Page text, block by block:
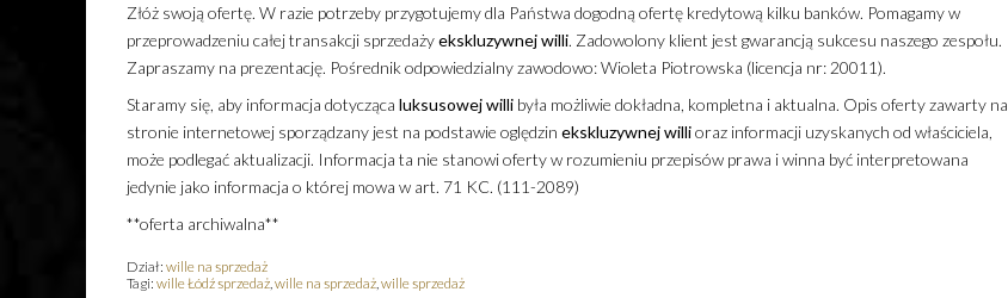
Złóż swoją ofertę. W razie potrzeby przygotujemy dla Państwa dogodną ofertę kredytową kilku banków. Pomagamy w
przeprowadzeniu całej transakcji sprzedażyekskluzywnej willi. Zadowolony klient jest gwarancją sukcesu naszego zespołu.
Zapraszamy na prezentację. Pośrednik odpowiedzialny zawodowo: Wioleta Piotrowska (licencja nr: 20011).
Staramy się, aby informacja dotycząca luksusowej willibyła możliwie dokładna, kompletna i aktualna. Opis oferty zawarty na
stronie internetowej sporządzany jest na podstawie oględzin ekskluzywnej willioraz informacji uzyskanych od właściciela,
może podlegać aktualizacji. Informacja ta nie stanowi oferty w rozumieniu przepisów prawa i winna być interpretowana
jedynie jako informacja o której mowa w art. 71 KC. (111-2089)
**oferta archiwalna**
Dział: wille na sprzedaż
Tagi: wille Łódź sprzedaż, wille na sprzedaż, wille sprzedaż